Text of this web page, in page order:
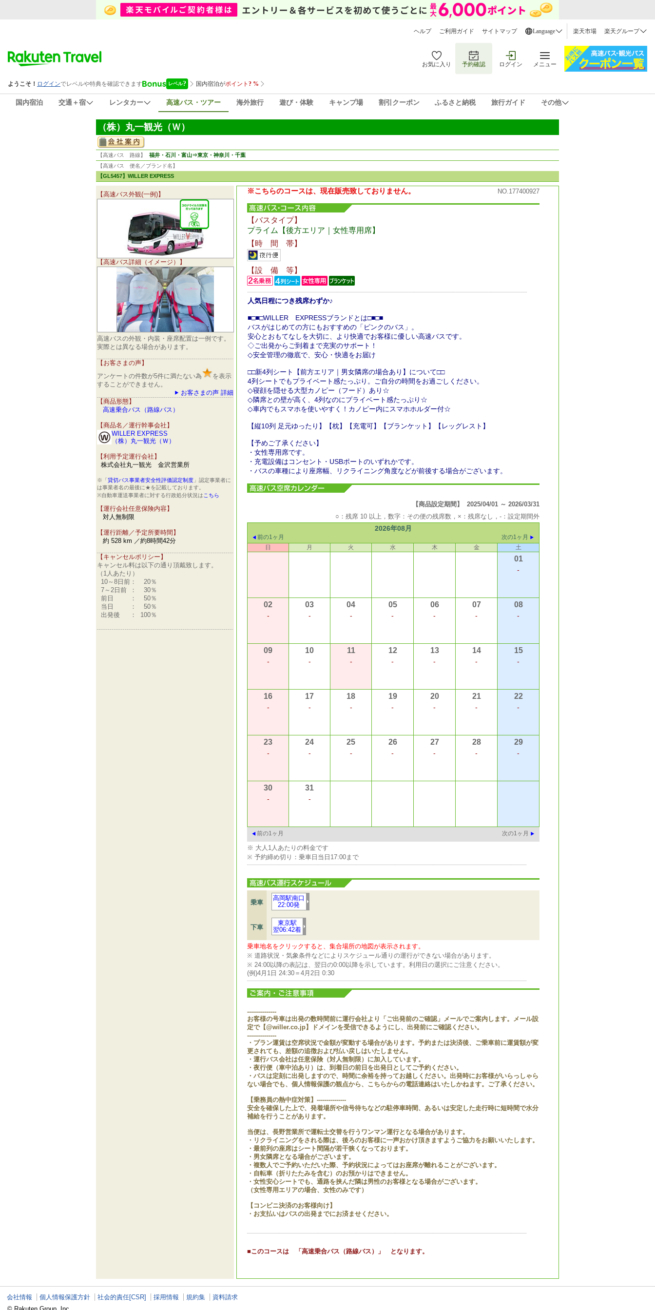
ヘルプ ご利用ガイド サイトマップ Language 楽天市場 楽天グループ
お気に入り 予約確認 ログイン メニュー
国内宿泊 交通＋宿 レンタカー 高速バス・ツアー 海外旅行 遊び・体験 キャンプ場 割引クーポン ふるさと納税 旅行ガイド その他
（株）丸一観光（Ｗ）
【高速バス 路線】
福井・石川・富山⇒東京・神奈川・千葉
【高速バス 便名／ブランド名】
【GL5457】WILLER EXPRESS
【高速バス外観(一例)】
【高速バス詳細（イメージ）】
高速バスの外観・内装・座席配置は一例です。
実際とは異なる場合があります。
【お客さまの声】
アンケートの件数が5件に満たない為
を表示
することができません。
お客さまの声 詳細
【商品形態】
高速乗合バス（路線バス）
【商品名／運行幹事会社】
WILLER EXPRESS
（株）丸一観光（Ｗ）
【利用予定運行会社】
株式会社丸一観光 金沢営業所
※「貸切バス事業者安全性評価認定制度」認定事業者に
は事業者名の最後に★を記載しております。
※自動車運送事業者に対する行政処分状況は こちら
【運行会社任意保険内容】
対人無制限
【運行距離／予定所要時間】
約 528 km ／約8時間42分
【キャンセルポリシー】
キャンセル料は以下の通り頂戴致します。
（1人あたり）
10～8日前：
20％
7～2日前
：
30％
前日
：
50％
当日
：
50％
出発後
： 100％
※こちらのコースは、現在販売致しておりません。 NO.177400927
【バスタイプ】
プライム【後方エリア｜女性専用席】
【時 間 帯】
【設 備 等】
人気日程につき残席わずか♪
■□■□WILLER EXPRESSブランドとは□■□■
バスがはじめての方にもおすすめの「ピンクのバス」。
安心とおもてなしを大切に、より快適でお客様に優しい高速バスです。
◇ご出発からご到着まで充実のサポート！
◇安全管理の徹底で、安心・快適をお届け
□□新4列シート【前方エリア｜男女隣席の場合あり】について□□
4列シートでもプライベート感たっぷり。ご自分の時間をお過ごしください。
◇寝顔を隠せる大型カノピー（フード）あり☆
◇隣席との壁が高く、4列なのにプライベート感たっぷり☆
◇車内でもスマホを使いやすく！カノピー内にスマホホルダー付☆
【縦10列 足元ゆったり】【枕】【充電可】【ブランケット】【レッグレスト】
【予めご了承ください】
・女性専用席です。
・充電設備はコンセント・USBポートのいずれかです。
・バスの車種により座席幅、リクライニング角度などが前後する場合がございます。
【商品設定期間】 2025/04/01 ～ 2026/03/31
○：残席 10 以上，数字：その便の残席数，×：残席なし，-：設定期間外
2026年08月
前の1ヶ月
次の1ヶ月
日
月 火 水 木 金 土
01
-
02
-
03
-
04
-
05
-
06
-
07
-
08
-
09
-
10
-
11
-
12
-
13
-
14
-
15
-
16
-
17
-
18
-
19
-
20
-
21
-
22
-
23
-
24
-
25
-
26
-
27
-
28
-
29
-
30
-
31
-
前の1ヶ月 次の1ヶ月
※ 大人1人あたりの料金です
※ 予約締め切り：乗車日当日17:00まで
乗車
高岡駅南口
22:00発
下車
東京駅
翌06:42着
乗車地名をクリックすると、集合場所の地図が表示されます。
※ 道路状況・気象条件などによりスケジュール通りの運行ができない場合があります。
※ 24:00以降の表記は、翌日の0:00以降を示しています。利用日の選択にご注意ください。
(例)4月1日 24:30＝4月2日 0:30
---------------
お客様の号車は出発の数時間前に運行会社より「ご出発前のご確認」メールでご案内します。メール設
定で【@willer.co.jp】ドメインを受信できるようにし、出発前にご確認ください。
---------------
・プラン運賃は空席状況で金額が変動する場合があります。予約または決済後、ご乗車前に運賃額が変
更されても、差額の追徴および払い戻しはいたしません。
・運行バス会社は任意保険（対人無制限）に加入しています。
・夜行便（車中泊あり）は、到着日の前日を出発日としてご予約ください。
・バスは定刻に出発しますので、時間に余裕を持ってお越しください。出発時にお客様がいらっしゃら
ない場合でも、個人情報保護の観点から、こちらからの電話連絡はいたしかねます。ご了承ください。
【乗務員の熱中症対策】---------------
安全を確保した上で、発着場所や信号待ちなどの駐停車時間、あるいは安定した走行時に短時間で水分
補給を行うことがあります。
当便は、長野営業所で運転士交替を行うワンマン運行となる場合があります。
・リクライニングをされる際は、後ろのお客様に一声おかけ頂きますようご協力をお願いいたします。
・最前列の座席はシート間隔が若干狭くなっております。
・男女隣席となる場合がございます。
・複数人でご予約いただいた際、予約状況によってはお座席が離れることがございます。
・自転車（折りたたみを含む）のお預かりはできません。
・女性安心シートでも、通路を挟んだ隣は男性のお客様となる場合がございます。
（女性専用エリアの場合、女性のみです）
【コンビニ決済のお客様向け】
・お支払いはバスの出発までにお済ませください。
■このコースは 「高速乗合バス（路線バス）」 となります。
会社情報 個人情報保護方針 社会的責任[CSR] 採用情報 規約集
資料請求